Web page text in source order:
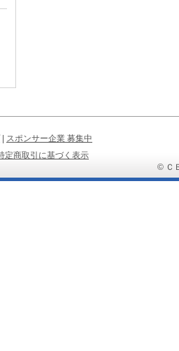
| スポンサー企業 募集中
定商取引に基づく表示
© Ｃ